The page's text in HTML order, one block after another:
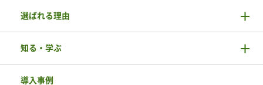
選ばれる理由
知る・学ぶ
導入事例